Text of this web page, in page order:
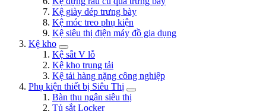
Kệ giày dép trưng bày
Kệ móc treo phụ kiện
Kệ siêu thị điện máy đồ gia dụng
Kệ kho
Kệ sắt V lỗ
Kệ kho trung tải
Kệ tải hàng nặng công nghiệp
Phụ kiện thiết bị Siêu Thị
Bàn thu ngân siêu thị
Tủ sắt Locker